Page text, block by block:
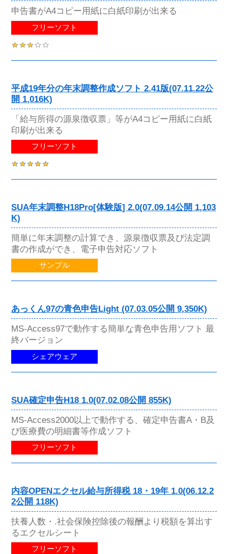
申告書がA4コピー用紙に白紙印刷が出来る
フリーソフト
平成19年分の年末調整作成ソフト 2.41版(07.11.22公
開 1,016K)
「給与所得の源泉徴収票」等がA4コピー用紙に白紙
印刷が出来る
フリーソフト
SUA年末調整H18Pro[体験版] 2.0(07.09.14公開 1,103
K)
簡単に年末調整の計算でき、源泉徴収票及び法定調
書の作成ができ、電子申告対応ソフト
サンプル
あっくん97の青色申告Light (07.03.05公開 9,350K)
MS-Access97で動作する簡単な青色申告用ソフト 最
終バージョン
シェアウェア
SUA確定申告H18 1.0(07.02.08公開 855K)
MS-Access2000以上で動作する、確定申告書A・B及
び医療費の明細書等作成ソフト
フリーソフト
内容OPENエクセル給与所得税 18・19年 1.0(06.12.2
2公開 118K)
扶養人数・.社会保険控除後の報酬より税額を算出す
るエクセルシート
フリーソフト